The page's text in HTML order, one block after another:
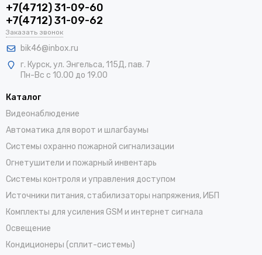
+7(4712) 31-09-60
+7(4712) 31-09-62
Заказать звонок
bik46@inbox.ru
г. Курск, ул. Энгельса, 115Д, пав. 7
Пн-Вс с 10.00 до 19.00
Каталог
Видеонаблюдение
Автоматика для ворот и шлагбаумы
Системы охранно пожарной сигнализации
Огнетушители и пожарный инвентарь
Системы контроля и управления доступом
Источники питания, стабилизаторы напряжения, ИБП
Комплекты для усиления GSM и интернет сигнала
Освещение
Кондиционеры (сплит-системы)